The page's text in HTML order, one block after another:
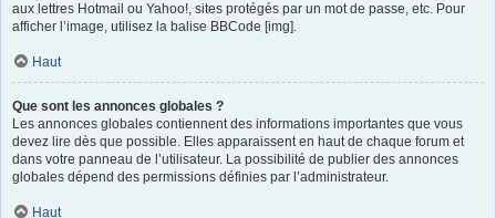
aux lettres Hotmail ou Yahoo!, sites protégés par un mot de passe, etc. Pour
afficher l’image, utilisez la balise BBCode [img].
Haut
Que sont les annonces globales ?
Les annonces globales contiennent des informations importantes que vous
devez lire dès que possible. Elles apparaissent en haut de chaque forum et
dans votre panneau de l’utilisateur. La possibilité de publier des annonces
globales dépend des permissions définies par l’administrateur.
Haut